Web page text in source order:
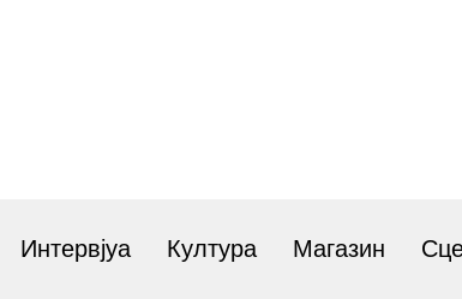
Интервјуа Култура Магазин